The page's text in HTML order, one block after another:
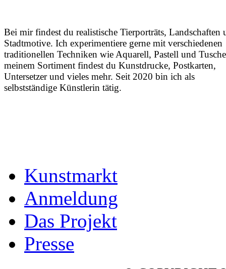
Bei mir findest du realistische Tierporträts, Landschaften
Stadtmotive. Ich experimentiere gerne mit verschiedenen
traditionellen Techniken wie Aquarell, Pastell und
meinem Sortiment findest du Kunstdrucke, Postkarten,
Untersetzer und vieles mehr. Seit 2020 bin ich als
selbstständige Künstlerin tätig.
Kunstmarkt
Anmeldung
Das Projekt
Presse